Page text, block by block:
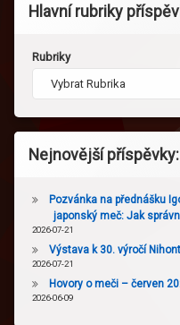
Hlavní rubriky
Rubriky
Nejnovější příspěvky:
Pozvánka na přednášku
japonský meč: Jak
2026-07-21
Výstava k 30. výročí
2026-07-21
Hovory o meči – červen
2026-06-09